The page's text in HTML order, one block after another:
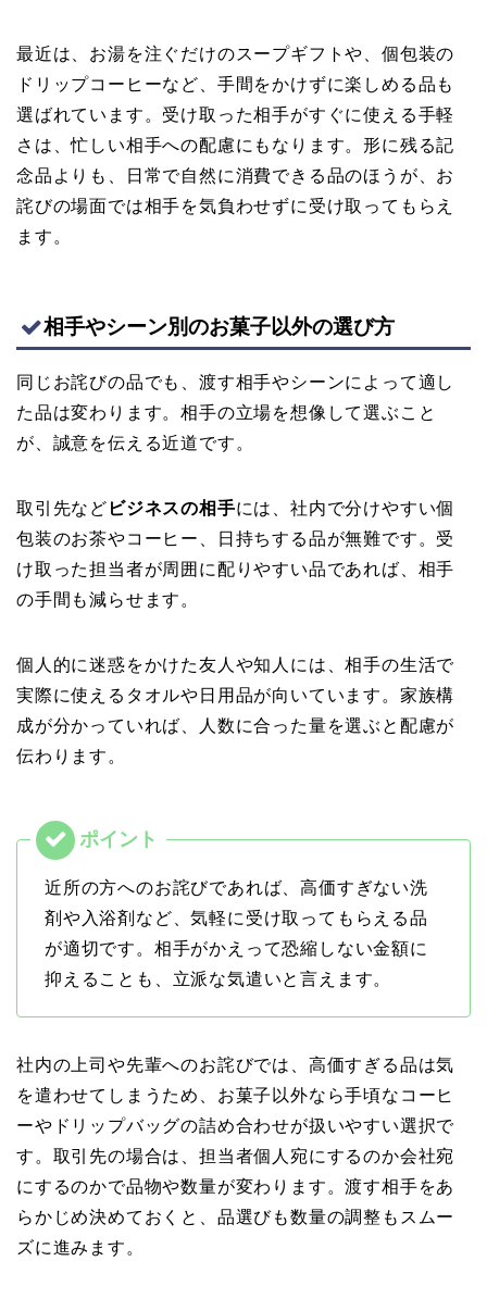
最近は、お湯を注ぐだけのスープギフトや、個包装の
ドリップコーヒーなど、手間をかけずに楽しめる品も
選ばれています。受け取った相手がすぐに使える手軽
さは、忙しい相手への配慮にもなります。形に残る記
念品よりも、日常で自然に消費できる品のほうが、お
詫びの場面では相手を気負わせずに受け取ってもらえ
ます。
相手やシーン別のお菓子以外の選び方
同じお詫びの品でも、渡す相手やシーンによって適し
た品は変わります。相手の立場を想像して選ぶこと
が、誠意を伝える近道です。
取引先など ビジネスの相手には、社内で分けやすい個
包装のお茶やコーヒー、日持ちする品が無難です。受
け取った担当者が周囲に配りやすい品であれば、相手
の手間も減らせます。
個人的に迷惑をかけた友人や知人には、相手の生活で
実際に使えるタオルや日用品が向いています。家族構
成が分かっていれば、人数に合った量を選ぶと配慮が
伝わります。
近所の方へのお詫びであれば、高価すぎない洗
剤や入浴剤など、気軽に受け取ってもらえる品
が適切です。相手がかえって恐縮しない金額に
抑えることも、立派な気遣いと言えます。
社内の上司や先輩へのお詫びでは、高価すぎる品は気
を遣わせてしまうため、お菓子以外なら手頃なコーヒ
ーやドリップバッグの詰め合わせが扱いやすい選択で
す。取引先の場合は、担当者個人宛にするのか会社宛
にするのかで品物や数量が変わります。渡す相手をあ
らかじめ決めておくと、品選びも数量の調整もスムー
ズに進みます。